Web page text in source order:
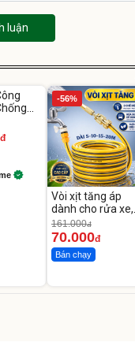
luận
đ
-56%
Vòi xịt tăng áp
dành cho rửa xe,
tưới cây
161.000đ
70.000đ
Bán chạy